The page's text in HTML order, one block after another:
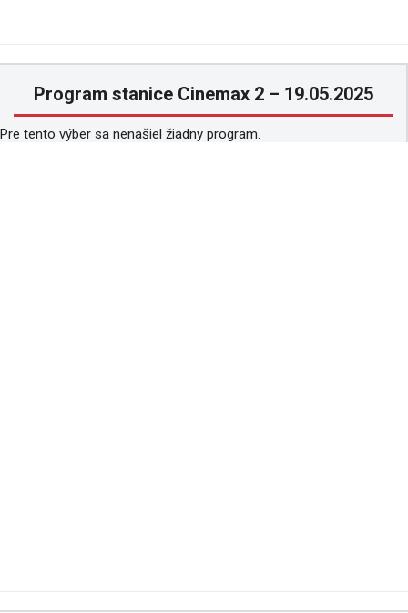
Program stanice Cinemax 2 – 19.05.2025
Pre tento výber sa nenašiel žiadny program.